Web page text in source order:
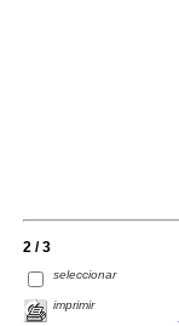
2 / 3
seleccionar
imprimir